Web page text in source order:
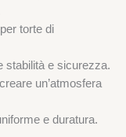
torte di
stabilità e sicurezza.
un’atmosfera
e duratura.